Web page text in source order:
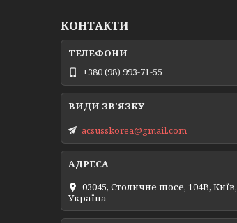
КОНТАКТИ
+380 (98) 993-71-55
acsusskorea@gmail.com
03045, Столичне шосе, 104B, Київ,
Україна